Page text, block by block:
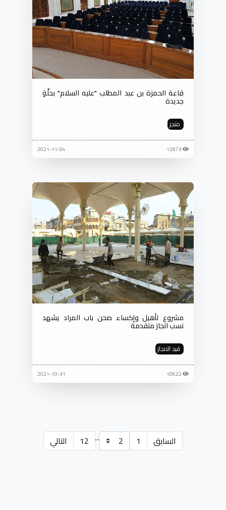
قاعة الحمزة بن عبد المطلب "عليه السلام" بحلّةٍ
جديدة
منجز
مشروع تأهيل وإكساء صحن باب المراد يشهد
نسب انجاز متقدمة
قيد الانجاز
السابق 1
...
12 التالي